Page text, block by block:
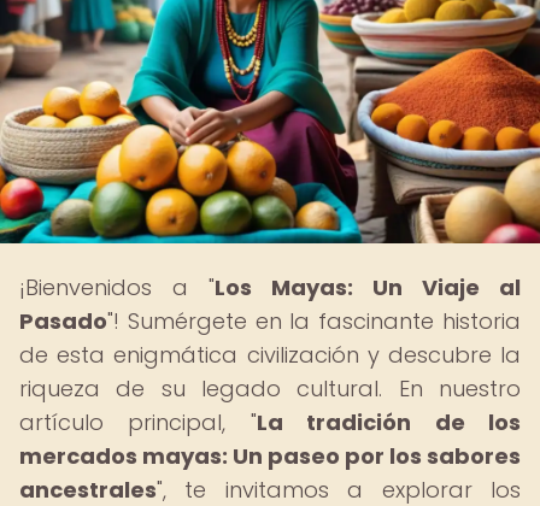
¡Bienvenidos a "Los Mayas: Un Viaje al
Pasado"! Sumérgete en la fascinante historia
de esta enigmática civilización y descubre la
riqueza de su legado cultural. En nuestro
artículo principal, "La tradición de los
mercados mayas: Un paseo por los sabores
ancestrales", te invitamos a explorar los